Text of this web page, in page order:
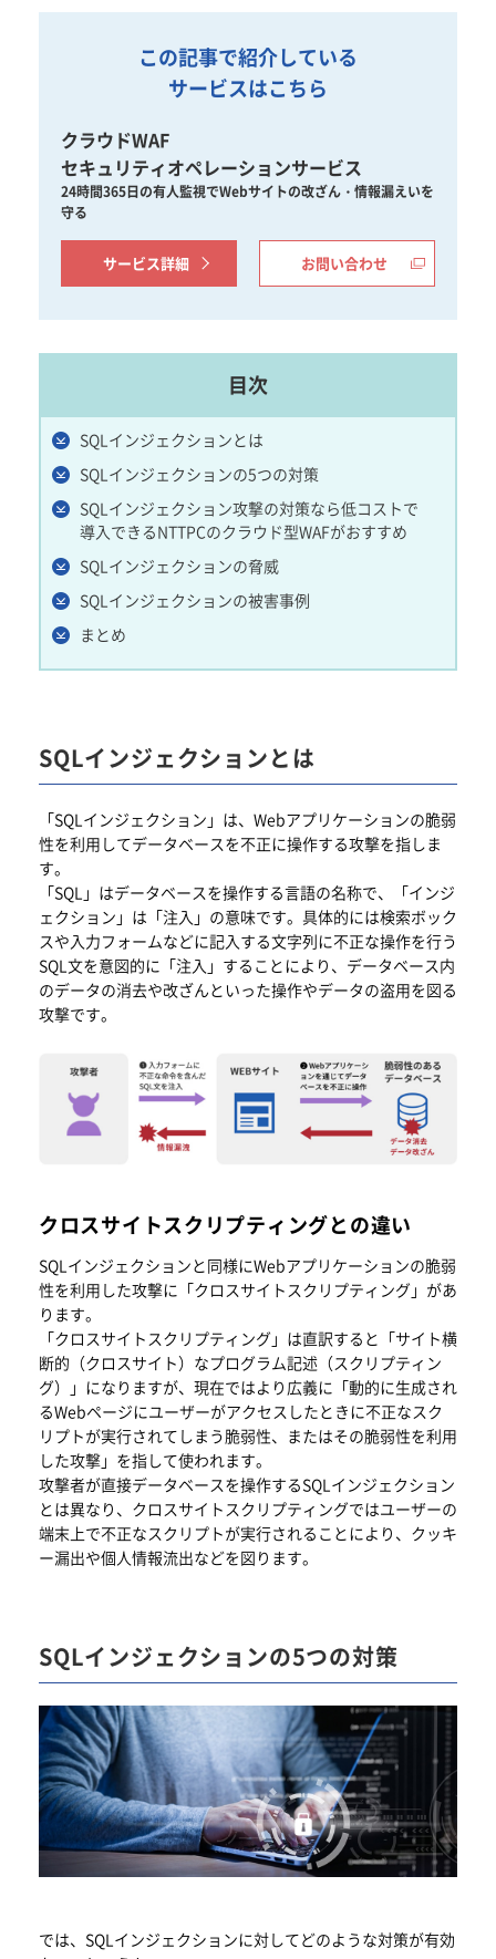
この記事で紹介している
サービスはこちら
クラウドWAF
セキュリティオペレーションサービス
24時間365日の有人監視でWebサイトの改ざん・情報漏えいを
守る
サービス詳細 お問い合わせ
目次
SQLインジェクションとは
SQLインジェクションの5つの対策
SQLインジェクション攻撃の対策なら低コストで
導入できるNTTPCのクラウド型WAFがおすすめ
SQLインジェクションの脅威
SQLインジェクションの被害事例
まとめ
SQLインジェクションとは
「SQLインジェクション」は、Webアプリケーションの脆弱
性を利用してデータベースを不正に操作する攻撃を指しま
す。
「SQL」はデータベースを操作する言語の名称で、「インジ
ェクション」は「注入」の意味です。具体的には検索ボック
スや入力フォームなどに記入する文字列に不正な操作を行う
SQL文を意図的に「注入」することにより、データベース内
のデータの消去や改ざんといった操作やデータの盗用を図る
攻撃です。
クロスサイトスクリプティングとの違い
SQLインジェクションと同様にWebアプリケーションの脆弱
性を利用した攻撃に「クロスサイトスクリプティング」があ
ります。
「クロスサイトスクリプティング」は直訳すると「サイト横
断的（クロスサイト）なプログラム記述（スクリプティン
グ）」になりますが、現在ではより広義に「動的に生成され
るWebページにユーザーがアクセスしたときに不正なスク
リプトが実行されてしまう脆弱性、またはその脆弱性を利用
した攻撃」を指して使われます。
攻撃者が直接データベースを操作するSQLインジェクション
とは異なり、クロスサイトスクリプティングではユーザーの
端末上で不正なスクリプトが実行されることにより、クッキ
ー漏出や個人情報流出などを図ります。
SQLインジェクションの5つの対策
では、SQLインジェクションに対してどのような対策が有効